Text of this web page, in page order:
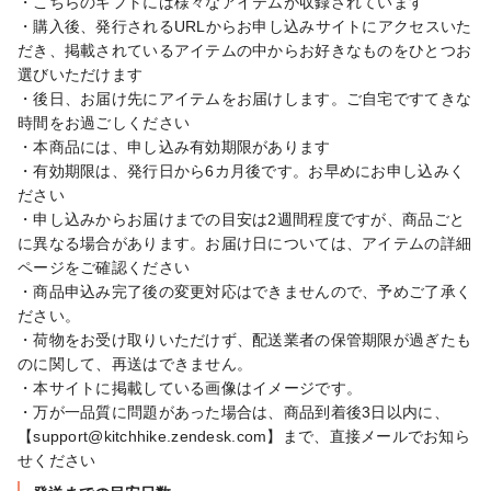
・購入後、発行されるURLからお申し込みサイトにアクセスいた
だき、掲載されているアイテムの中からお好きなものをひとつお
選びいただけます
・後日、お届け先にアイテムをお届けします。ご自宅ですてきな
時間をお過ごしください
・本商品には、申し込み有効期限があります
・有効期限は、発行日から6カ月後です。お早めにお申し込みく
ださい
・申し込みからお届けまでの目安は2週間程度ですが、商品ごと
に異なる場合があります。お届け日については、アイテムの詳細
ページをご確認ください
・商品申込み完了後の変更対応はできませんので、予めご了承く
ださい。
・荷物をお受け取りいただけず、配送業者の保管期限が過ぎたも
のに関して、再送はできません。
・本サイトに掲載している画像はイメージです。
・万が一品質に問題があった場合は、商品到着後3日以内に、
【support@kitchhike.zendesk.com】まで、直接メールでお知ら
せください